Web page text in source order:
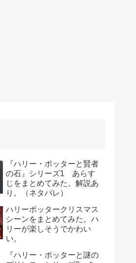
『ハリー・ポッターと賢者
の石』シリーズ1 あらす
じをまとめてみた。解説あ
り。（ネタバレ）
ハリーポッタークリスマス
シーンをまとめてみた。ハ
リーが楽しそうでかわい
い。
『ハリー・ポッターと謎の